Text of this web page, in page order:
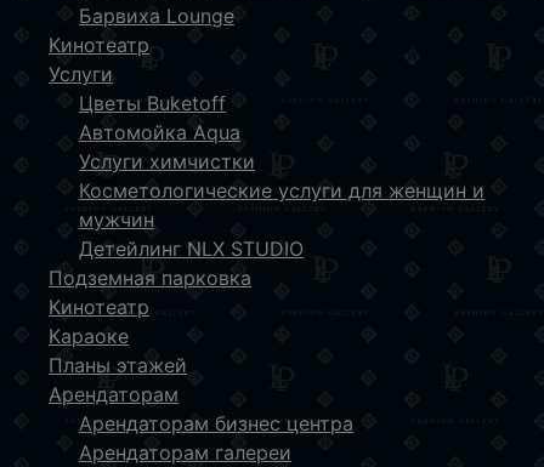
Барвиха Lounge
Кинотеатр
Услуги
Цветы Buketoff
Автомойка Aqua
Услуги химчистки
Косметологические услуги для женщин и
мужчин
Детейлинг NLX STUDIO
Подземная парковка
Кинотеатр
Караоке
Планы этажей
Арендаторам
Арендаторам бизнес центра
Арендаторам галереи